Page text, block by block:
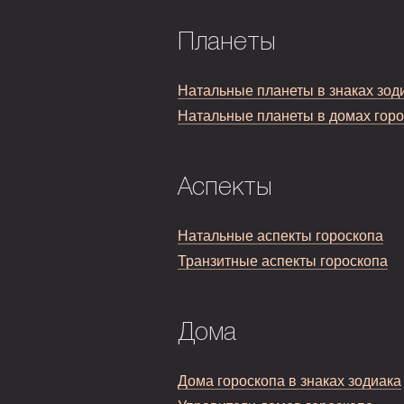
Планеты
Натальные планеты в знаках
Натальные планеты в домах
Аспекты
Натальные аспекты гороскопа
Транзитные аспекты гороскопа
Дома
Дома гороскопа в знаках зодиака